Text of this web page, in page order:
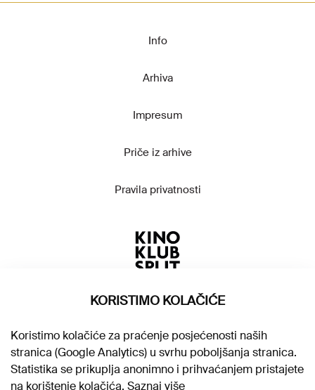
Info
Arhiva
Impresum
Priče iz arhive
Pravila privatnosti
KORISTIMO KOLAČIĆE
Koristimo kolačiće za praćenje posjećenosti naših
stranica (Google Analytics) u svrhu poboljšanja stranica.
Statistika se prikuplja anonimno i prihvaćanjem pristajete
na korištenje kolačića. Saznaj više